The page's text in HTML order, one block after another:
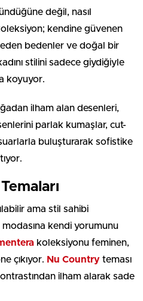
değil, nasıl
kendine güvenen
bedenler ve doğal bir
stilini sadece giydiğiyle
koyuyor.
ilham alan desenleri,
parlak kumaşlar, cut-
buluşturarak sofistike
ama stil sahibi
modasına kendi yorumunu
koleksiyonu feminen,
çıkıyor. Nu Country teması
ilham alarak sade